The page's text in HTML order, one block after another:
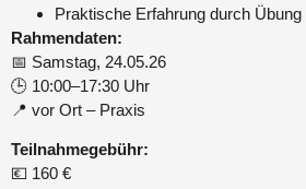
Praktische Erfahrung durch Übung
Rahmendaten:
📅 Samstag, 24.05.26
🕒 10:00–17:30 Uhr
📍 vor Ort – Praxis
Teilnahmegebühr:
💶 160 €